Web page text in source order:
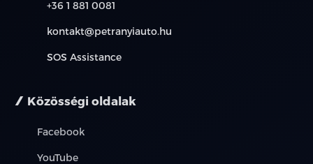
+36 1 881 0081
kontakt@petranyiauto.hu
SOS Assistance
Közösségi oldalak
Facebook
YouTube